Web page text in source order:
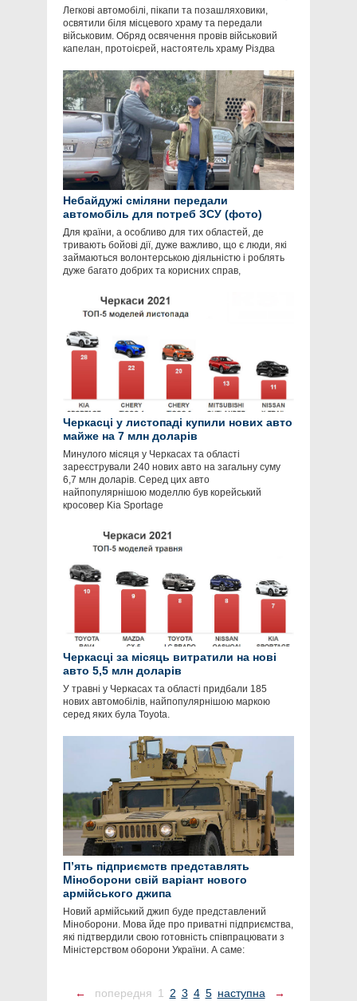
Легкові автомобілі, пікапи та позашляховики,
освятили біля місцевого храму та передали
військовим. Обряд освячення провів військовий
капелан, протоієрей, настоятель храму Різдва
Небайдужі сміляни передали
автомобіль для потреб ЗСУ (фото)
Для країни, а особливо для тих областей, де
тривають бойові дії, дуже важливо, що є люди, які
займаються волонтерською діяльністю і роблять
дуже багато добрих та корисних справ,
Черкасці у листопаді купили нових авто
майже на 7 млн доларів
Минулого місяця у Черкасах та області
зареєстрували 240 нових авто на загальну суму
6,7 млн доларів. Серед цих авто
найпопулярнішою моделлю був корейський
кросовер Kia Sportage
Черкасці за місяць витратили на нові
авто 5,5 млн доларів
У травні у Черкасах та області придбали 185
нових автомобілів, найпопулярнішою маркою
серед яких була Toyota.
П’ять підприємств представлять
Міноборони свій варіант нового
армійського джипа
Новий армійський джип буде представлений
Міноборони. Мова йде про приватні підприємства,
які підтвердили свою готовність співпрацювати з
Міністерством оборони України. А саме:
← попередня 1 2 3 4 5 наступна →